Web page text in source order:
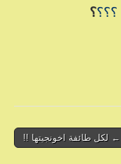
؟؟؟؟
← لكل طائفة اخونجيتها !!